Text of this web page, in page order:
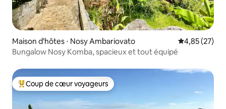
Maison d'hôtes ⋅ Nosy Ambariovato Évaluation
4,85 (27)
Bungalow Nosy Komba, spacieux et tout équipé
Coups de cœur voyageurs les plus appréciés
Coup de cœur voyageurs